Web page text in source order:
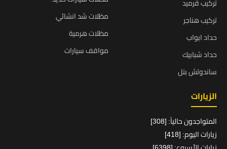
تركيب قرميد
تركيب هناجر
حداد ابواب
حداد شبابيك
ساندوتش بنل
مظلات شد انشائي
مظلات هرمية
مواقف سيارات
الزيارات
المتواجدون حالياً: [308]
زيارات اليوم: [418]